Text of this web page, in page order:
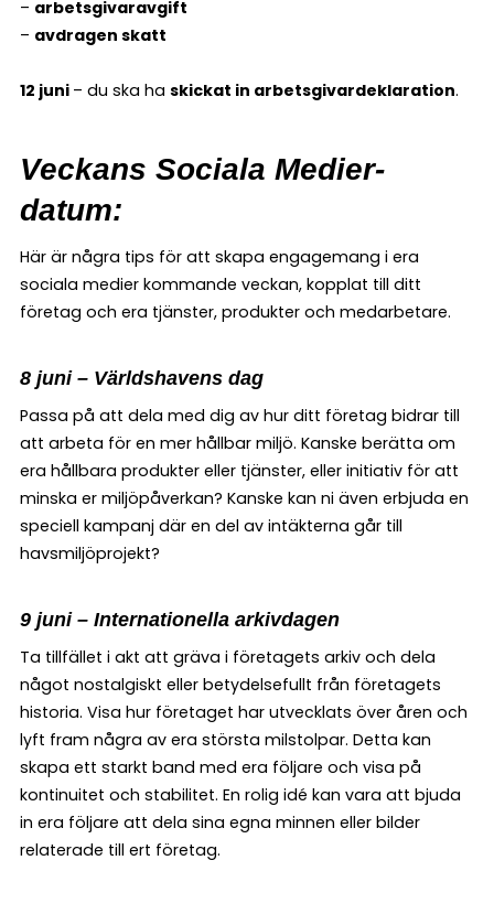
– arbetsgivaravgift
– avdragen skatt
12 juni – du ska ha skickat in arbetsgivardeklaration.
Veckans Sociala Medier-
datum:
Här är några tips för att skapa engagemang i era
sociala medier kommande veckan, kopplat till ditt
företag och era tjänster, produkter och medarbetare.
8 juni – Världshavens dag
Passa på att dela med dig av hur ditt företag bidrar till
att arbeta för en mer hållbar miljö. Kanske berätta om
era hållbara produkter eller tjänster, eller initiativ för att
minska er miljöpåverkan? Kanske kan ni även erbjuda en
speciell kampanj där en del av intäkterna går till
havsmiljöprojekt?
9 juni – Internationella arkivdagen
Ta tillfället i akt att gräva i företagets arkiv och dela
något nostalgiskt eller betydelsefullt från företagets
historia. Visa hur företaget har utvecklats över åren och
lyft fram några av era största milstolpar. Detta kan
skapa ett starkt band med era följare och visa på
kontinuitet och stabilitet. En rolig idé kan vara att bjuda
in era följare att dela sina egna minnen eller bilder
relaterade till ert företag.